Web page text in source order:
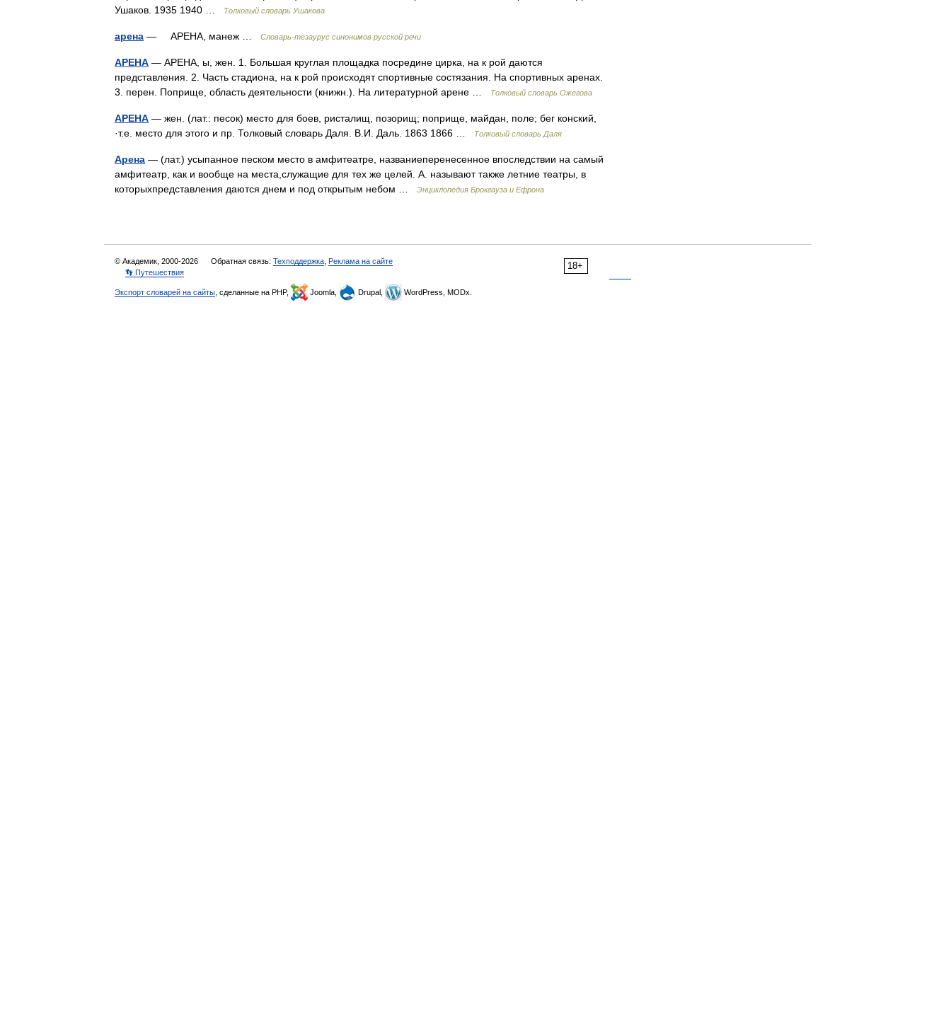
Ушаков. 1935 1940 …
Толковый словарь Ушакова
арена — АРЕНА, манеж … Словарь-тезаурус синонимов русской речи
АРЕНА — АРЕНА, ы, жен. 1. Большая круглая площадка посредине цирка, на к рой даются
представления. 2. Часть стадиона, на к рой происходят спортивные состязания. На спортивных аренах.
3. перен. Поприще, область деятельности (книжн.). На литературной арене …
Толковый словарь Ожегова
АРЕНА — жен. (лат.: песок) место для боев, ристалищ, позорищ; поприще, майдан, поле; бег конский,
·т.е. место для этого и пр. Толковый словарь Даля. В.И. Даль. 1863 1866 …
Толковый словарь Даля
Арена — (лат.) усыпанное песком место в амфитеатре, названиеперенесенное впоследствии на самый
амфитеатр, как и вообще на места,служащие для тех же целей. А. называют также летние театры, в
которыхпредставления даются днем и под открытым небом …
Энциклопедия Брокгауза и Ефрона
18+
© Академик, 2000-2026 Обратная связь: Техподдержка Реклама на сайте
👣 Путешествия
Экспорт словарей на сайты , сделанные на PHP, Joomla, Drupal, WordPress, MODx.